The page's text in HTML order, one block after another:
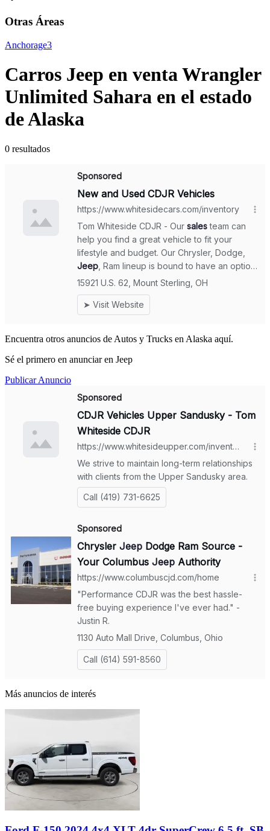
Otras Áreas
Anchorage3
Carros Jeep en venta Wrangler
Unlimited Sahara en el estado
de Alaska
0 resultados
Encuentra otros anuncios de Autos y Trucks en Alaska aquí.
Sé el primero en anunciar en Jeep
Publicar Anuncio
Más anuncios de interés